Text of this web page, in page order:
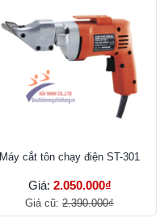
Máy cắt tôn chạy điện ST-301
Giá: 2.050.000₫
Giá cũ: 2.390.000₫